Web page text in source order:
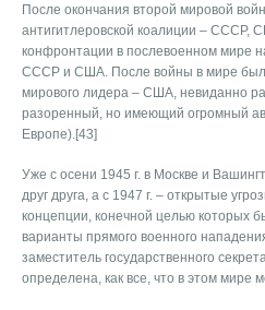
После окончания второй мировой
антигитлеровской коалиции – СССР,
конфронтации в послевоенном мире
СССР и США. После войны в мире
мирового лидера – США, невиданно
разоренный, но имеющий огромный
Европе).[43]
Уже с осени 1945 г. в Москве и
друг друга, а с 1947 г. – открытые
концепции, конечной целью которых
варианты прямого военного
заместитель государственного
определена, как все, что в этом мире